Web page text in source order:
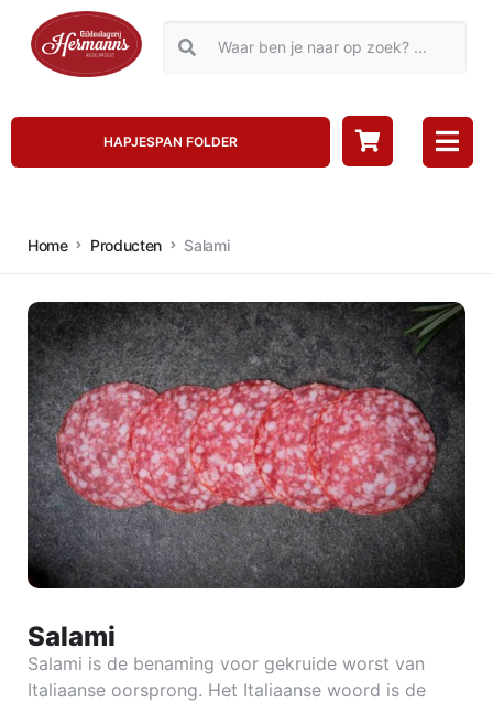
HAPJESPAN FOLDER
Home Producten Salami
Salami
Salami is de benaming voor gekruide worst van
Italiaanse oorsprong. Het Italiaanse woord is de